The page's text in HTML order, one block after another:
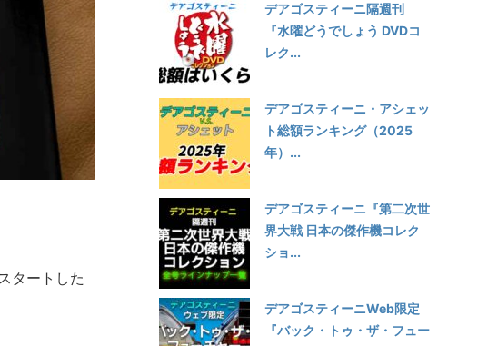
タートした
デアゴスティーニ隔週刊
『水曜どうでしょう DVDコ
レク...
デアゴスティーニ・アシェッ
ト総額ランキング（2025
年）...
デアゴスティーニ『第二次世
界大戦 日本の傑作機コレク
ショ...
デアゴスティーニWeb限定
『バック・トゥ・ザ・フュー